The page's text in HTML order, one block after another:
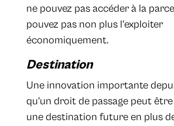
ne pouvez pas accéder à la
pouvez pas non plus l'exploiter
économiquement.
Destination
Une innovation importante
qu'un droit de passage peut
une destination future en plus